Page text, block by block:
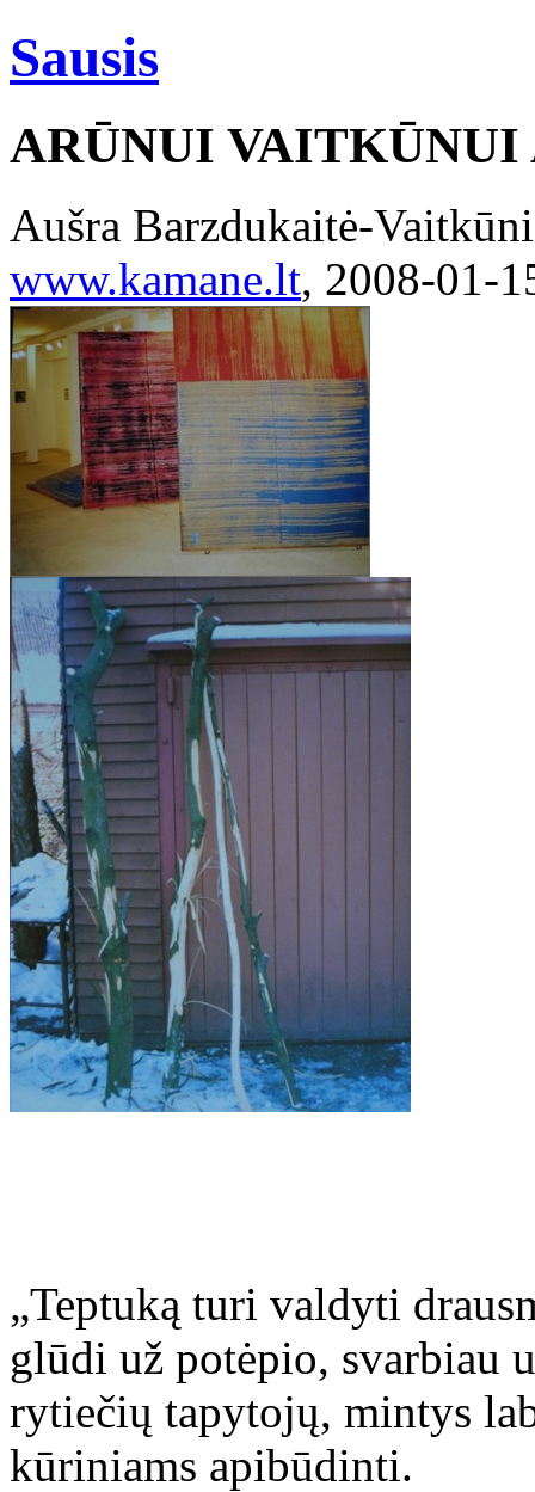
Sausis
ARŪNUI
Aušra Barzdukaitė-
www.kamane.lt, 2008-01-
„Teptuką turi valdyti
glūdi už potėpio, svarbiau
rytiečių tapytojų, mintys
kūriniams apibūdinti.